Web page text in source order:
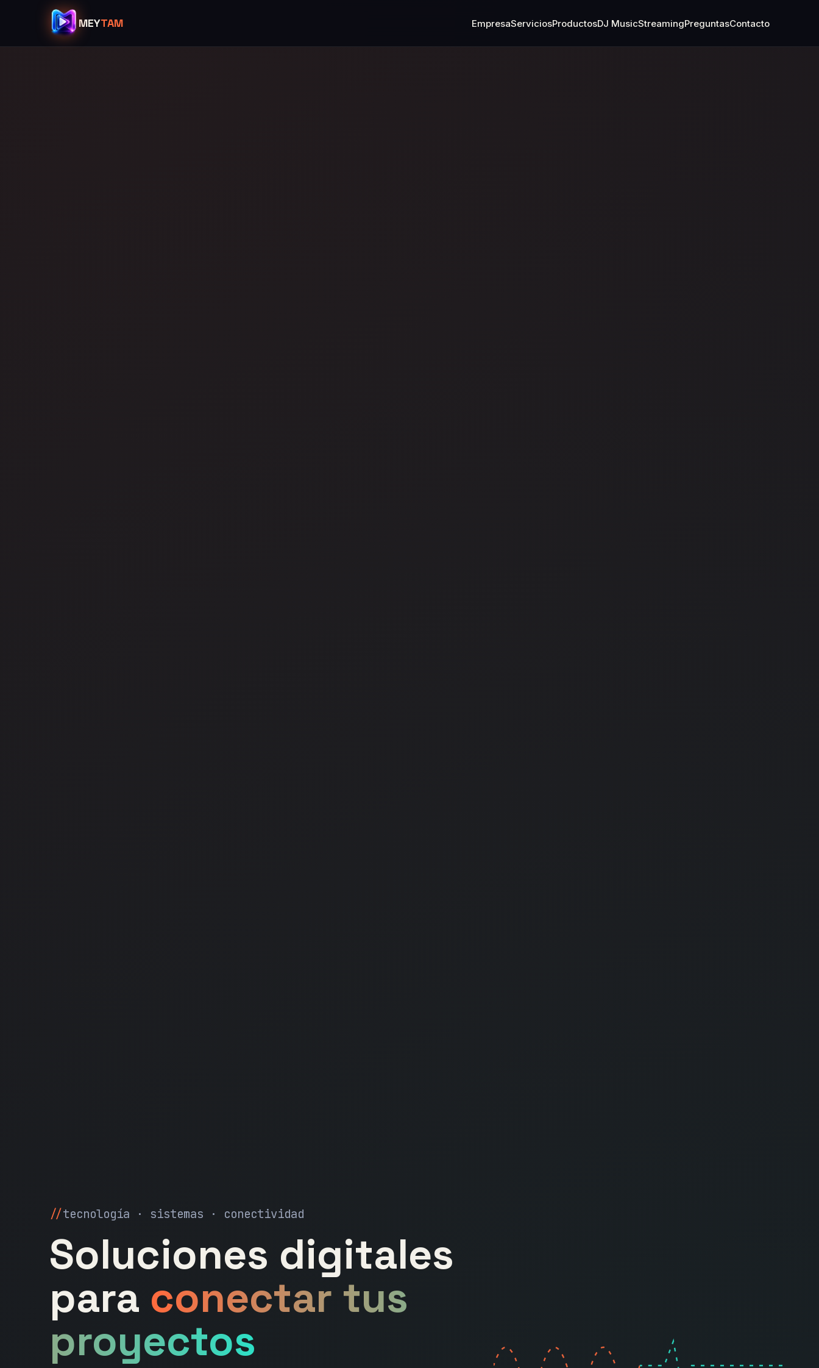
MEYTAM EmpresaServiciosProductosDJ MusicStreamingPreguntasContacto
tecnología · sistemas · conectividad
Soluciones digitales
para conectar tus
proyectos